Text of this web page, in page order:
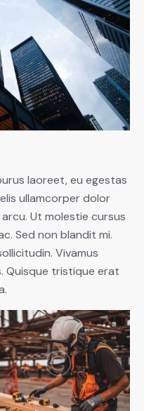
laoreet, eu egestas
ullamcorper dolor
Ut molestie cursus
Sed non blandit mi.
Vivamus
Quisque tristique erat